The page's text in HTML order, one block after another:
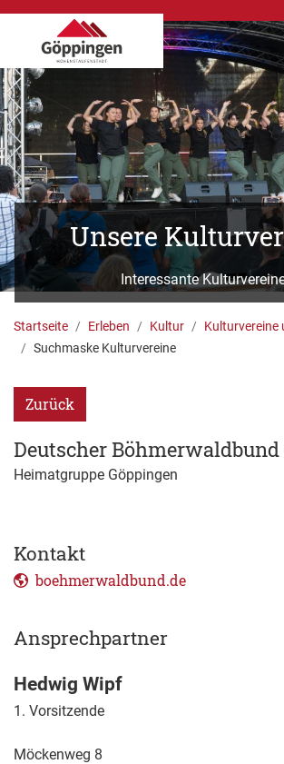
G. Carlucci
Unsere
Interessante
Startseite Erleben Kultur
Kulturvereine
Suchmaske Kulturvereine
Zurück
Deutscher Böhmerwaldbund
Heimatgruppe Göppingen
Kontakt
boehmerwaldbund.de
Ansprechpartner
1. Vorsitzende
Hedwig Wipf
Möckenweg 8